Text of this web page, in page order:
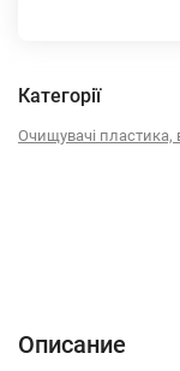
Категорії
Очищувачі пластика,
Описание